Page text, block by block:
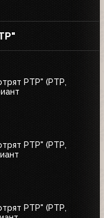
РТР" (РТР,
РТР" (РТР,
РТР" (РТР,